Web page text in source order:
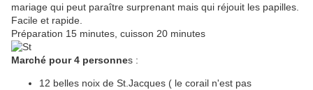
mariage qui peut paraître surprenant mais qui réjouit les papilles.
Facile et rapide.
Préparation 15 minutes, cuisson 20 minutes
Marché pour 4 personnes :
12 belles noix de St.Jacques ( le corail n'est pas